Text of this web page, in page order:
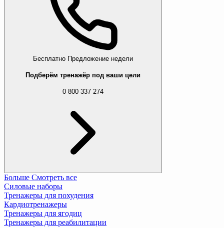
Бесплатно Предложение недели
Подберём тренажёр под ваши цели
0 800 337 274
Больше Смотреть все
Силовые наборы
Тренажеры для похудения
Кардиотренажеры
Тренажеры для ягодиц
Тренажеры для реабилитации